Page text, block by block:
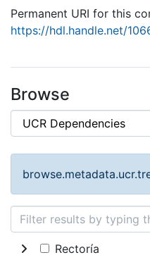
Statistics
Permanent URI for this
https://hdl.handle.net/
Browse
Rectoría